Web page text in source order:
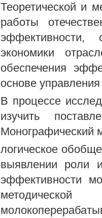
Теоретической и
работы
эффективности,
экономики
обеспечения
основе
В процессе
изучить
Монографический
логическое
выявлении роли
эффективности